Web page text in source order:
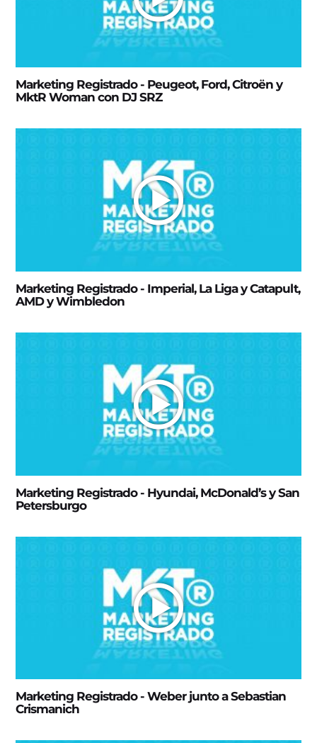
Marketing Registrado - Peugeot, Ford, Citroën y
MktR Woman con DJ SRZ
Marketing Registrado - Imperial, La Liga y Catapult,
AMD y Wimbledon
Marketing Registrado - Hyundai, McDonald’s y San
Petersburgo
Marketing Registrado - Weber junto a Sebastian
Crismanich